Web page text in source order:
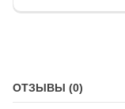
ОТЗЫВЫ (0)